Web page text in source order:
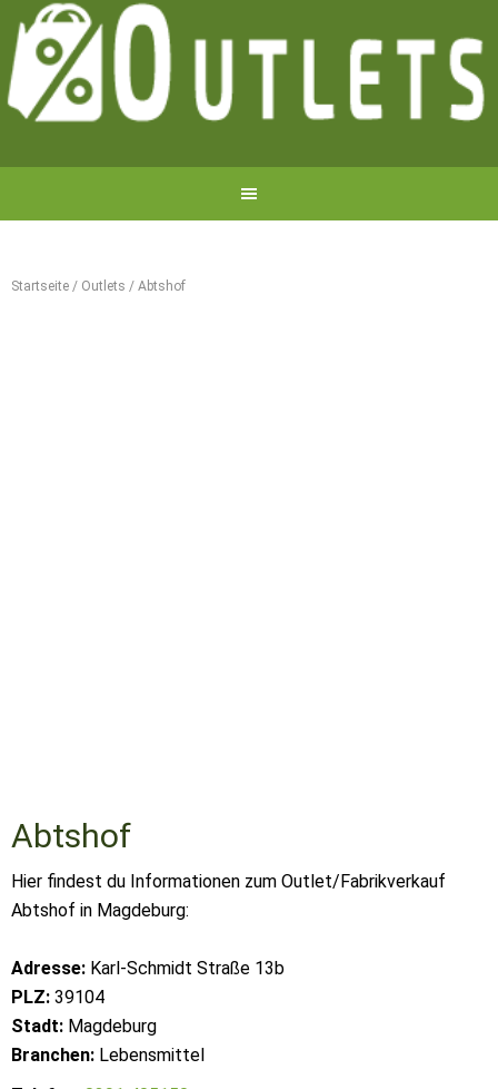
Startseite / Outlets / Abtshof
Abtshof
Hier findest du Informationen zum Outlet/Fabrikverkauf
Abtshof in Magdeburg:
Adresse: Karl-Schmidt Straße 13b
PLZ: 39104
Stadt: Magdeburg
Branchen: Lebensmittel